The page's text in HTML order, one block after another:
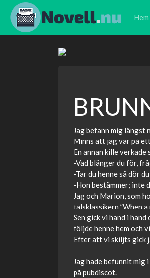
Hem
Jag befann mig längst
Minns att jag var på
En annan kille
-Vad blänger du för,
-Tar du henne så dör
-Hon bestämmer; inte
Jag och Marion, som
talsklassikern ”When a
Sen gick vi hand i
följde henne hem och
Efter att vi skiljts gick
Jag hade befunnit mig
på pubdiscot.